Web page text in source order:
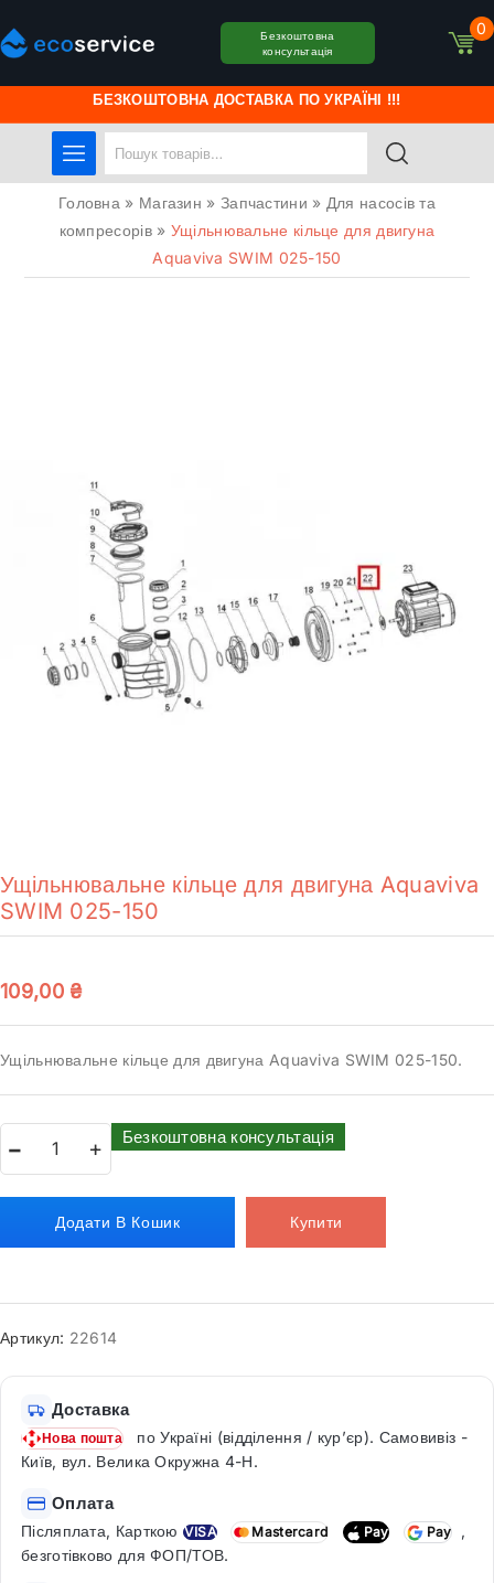
БЕЗКОШТОВНА ДОСТАВКА ПО УКРАЇНІ !!!
Безкоштовна
консультація
0
Головна » Магазин » Запчастини » Для насосів та
компресорів» Ущільнювальне кільце для двигуна
Aquaviva SWIM 025-150
Ущільнювальне кільце для двигуна Aquaviva
SWIM 025-150
109,00 ₴
Ущільнювальне кільце для двигуна Aquaviva SWIM 025-150.
Додати В Кошик Купити
Безкоштовна консультація
Артикул: 22614
Доставка
Нова пошта
по Україні (відділення / кур’єр). Самовивіз -
Київ, вул. Велика Окружна 4-Н.
Оплата
Післяплата, Карткою VISA Mastercard Pay Pay
,
безготівково для ФОП/ТОВ.